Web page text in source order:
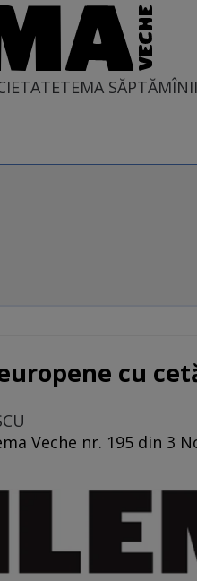
TEMA SĂPTĂMÎNII
cu
Veche nr. 195 din 3